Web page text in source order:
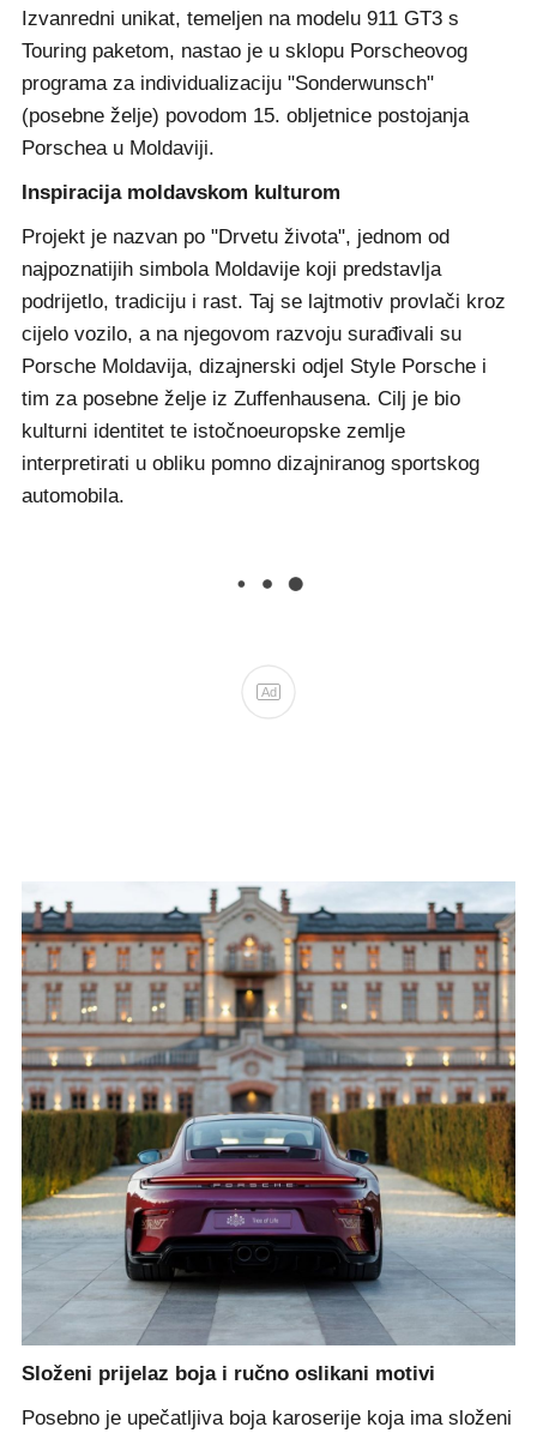
Izvanredni unikat, temeljen na modelu 911 GT3 s
Touring paketom, nastao je u sklopu Porscheovog
programa za individualizaciju "Sonderwunsch"
(posebne želje) povodom 15. obljetnice postojanja
Porschea u Moldaviji.
Inspiracija moldavskom kulturom
Projekt je nazvan po "Drvetu života", jednom od
najpoznatijih simbola Moldavije koji predstavlja
podrijetlo, tradiciju i rast. Taj se lajtmotiv provlači kroz
cijelo vozilo, a na njegovom razvoju surađivali su
Porsche Moldavija, dizajnerski odjel Style Porsche i
tim za posebne želje iz Zuffenhausena. Cilj je bio
kulturni identitet te istočnoeuropske zemlje
interpretirati u obliku pomno dizajniranog sportskog
automobila.
Ad
Složeni prijelaz boja i ručno oslikani motivi
Posebno je upečatljiva boja karoserije koja ima složeni